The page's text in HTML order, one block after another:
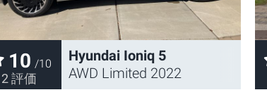
Hyundai Ioniq 5
AWD Limited 2022
10 /10
2 評価